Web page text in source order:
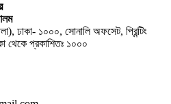
ঢাকা- ১০০০, সোনালি অফসেট, প্রিন্টিং
থেকে প্রকাশিতঃ ১০০০